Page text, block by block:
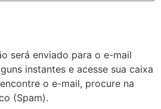
será enviado para o e-mail
instantes e acesse sua caixa
o e-mail, procure na
(Spam).